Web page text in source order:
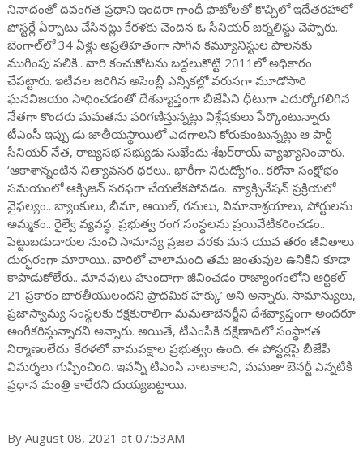
నినాదంతో దివంగత ప్రధాని ఇందిరా గాంధీ ఫొటోలతో కొచ్చిలో ఇదేతరహాలో
పోస్టర్లే ఏర్పాటు చేసినట్లు కేరళకు చెందిన ఓ సీనియర్‌ జర్నలిస్టు చెప్పారు.
బెంగాల్‌లో 34 ఏళ్లు అప్రతిహతంగా సాగిన కమ్యూనిస్టుల పాలనకు
ముగింపు పలికి.. వారి కంచుకోటను బద్దలుకొట్టి 2011లో అధికారం
చేపట్టారు. ఇటీవల జరిగిన అసెంబ్లీ ఎన్నికల్లో వరుసగా మూడోసారి
ఘనవిజయం సాధించడంతో దేశవ్యాప్తంగా బీజేపీని ధీటుగా ఎదుర్కోగలిగిన
నేతగా కొందరు మమతను పరిగణిస్తున్నట్లు విశ్లేషకులు పేర్కొంటున్నారు.
టీఎంసీ ఇప్పు డు జాతీయస్థాయిలో ఎదగాలని కోరుకుంటున్నట్లు ఆ పార్టీ
సీనియర్‌ నేత, రాజ్యసభ సభ్యుడు సుఖేందు శేఖర్‌రాయ్‌ వ్యాఖ్యానించారు.
‘ఆకాశాన్నంటిన నిత్యావసర ధరలు.. భారీగా నిరుద్యోగం.. కరోనా సంక్షోభం
సమయంలో ఆక్సిజన్ సరఫరా చేయలేకపోవడం.. వ్యాక్సినేషన్ ప్రక్రియలో
వైఫల్యం.. బ్యాంకులు, బీమా, ఆయిల్, గనులు, విమానాశ్రయాలు, పోర్టులను
అమ్మకం.. రైల్వే వ్యవస్థ, ప్రభుత్వ రంగ సంస్థలను ప్రయివేటీకరించడం..
పెట్టుబడుదారుల నుంచి సామాన్య ప్రజల వరకు మన యువ తరం జీవితాలు
దుర్భరంగా మారాయి.. వారిలో చాలామంది తమ జంతువుల ఉనికిని కూడా
కాపాడుకోలేరు.. మానవులు హుందాగా జీవించడం రాజ్యాంగంలోని ఆర్టికల్
21 ప్రకారం భారతీయులందని ప్రాథమిక హక్కు’ అని అన్నారు. సామాన్యులు,
ప్రజాస్వామ్య సంస్థలకు రక్షకురాలిగా మమతాబెనర్జీని దేశవ్యాప్తంగా అందరూ
అంగీకరిస్తున్నారని అన్నారు. అయితే, టీఎంసీకి దక్షిణాదిలో సంస్థాగత
నిర్మాణంలేదు. కేరళలో వామపక్షాల ప్రభుత్వం ఉంది. ఈ పోస్టర్లపై బీజేపీ
విమర్శలు గుప్పించింది. ఇవన్నీ టీఎంసీ నాటకాలని, మమతా బెనర్జీ ఎన్నటికీ
ప్రధాన మంత్రి కాలేరని దుయ్యబట్టాయి.
By August 08, 2021 at 07:53AM